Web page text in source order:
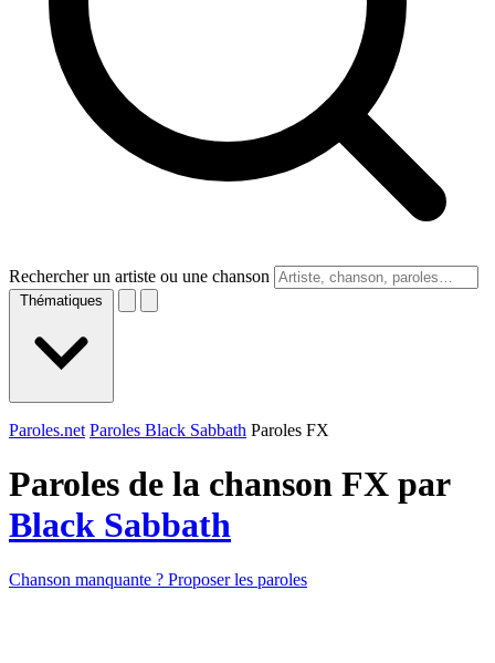
Rechercher un artiste ou une chanson
Thématiques
Paroles.net Paroles Black Sabbath Paroles FX
Paroles de la chanson FX par
Black Sabbath
Chanson manquante ? Proposer les paroles